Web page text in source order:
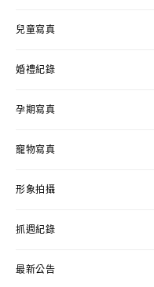
兒童寫真
婚禮紀錄
孕期寫真
寵物寫真
形象拍攝
抓週紀錄
最新公告